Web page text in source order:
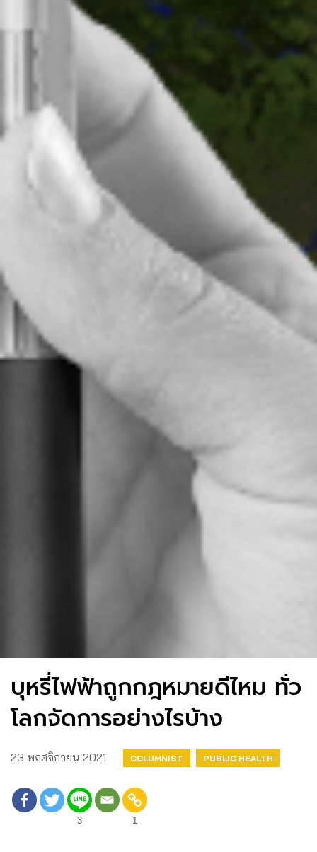
บุหรี่ไฟฟ้าถูกกฎหมายดีไหม ทั่ว
โลกจัดการอย่างไรบ้าง
23 พฤศจิกายน 2021 COLUMNIST PUBLIC HEALTH
3 1